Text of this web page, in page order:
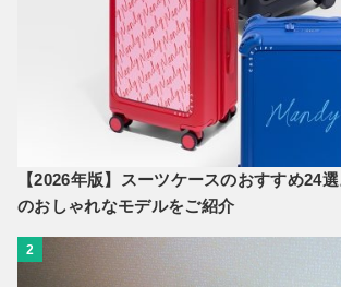
【2026年版】スーツケースのおすすめ24
のおしゃれなモデルをご紹介
2